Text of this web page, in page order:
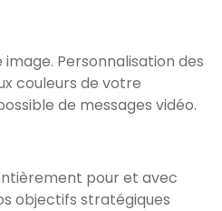
image. Personnalisation des
couleurs de votre
de messages vidéo.
pour et avec
objectifs stratégiques